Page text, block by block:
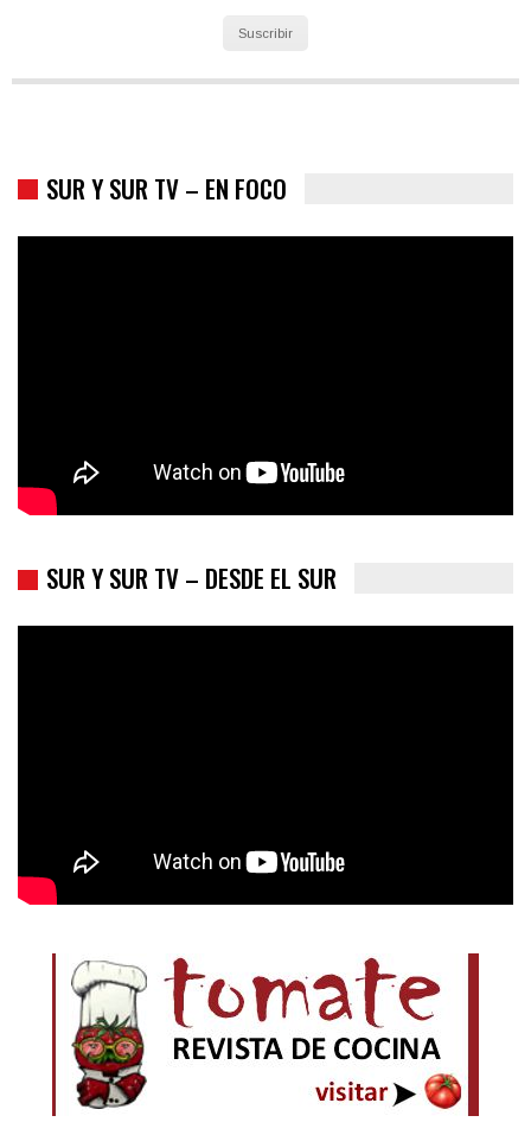
Suscribir
SUR Y SUR TV – EN FOCO
SUR Y SUR TV – DESDE EL SUR